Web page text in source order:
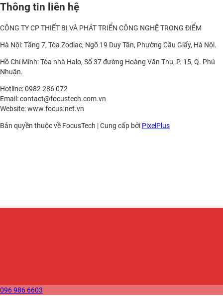
Thông tin liên hệ
CÔNG TY CP THIẾT BỊ VÀ PHÁT TRIỂN CÔNG NGHỆ TRỌNG ĐIỂM
Hà Nội: Tầng 7, Tòa Zodiac, Ngõ 19 Duy Tân, Phường Cầu Giấy, Hà Nội.
Hồ Chí Minh: Tòa nhà Halo, Số 37 đường Hoàng Văn Thụ, P. 15, Q. Phú
Nhuận.
Hotline: 0982 286 072
Email: contact@focustech.com.vn
Website: www.focus.net.vn
Bản quyền thuộc về FocusTech |Cung cấp bởi PixelPlus
096 986 6603